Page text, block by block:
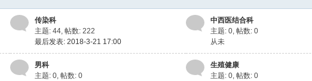
传染科
主题: 44, 帖数: 222
最后发表: 2018-3-21 17:00
中西医结合科
主题: 0, 帖数: 0
从未
男科
主题: 0, 帖数: 0
生殖健康
主题: 0, 帖数: 0